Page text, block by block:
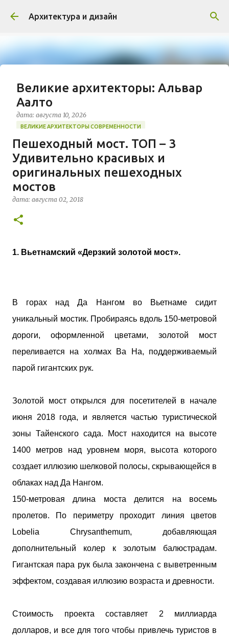
К основному контенту
Архитектура и дизайн
Великие архитекторы: Альвар
Аалто
дата: августа 10, 2026
ВЕЛИКИЕ АРХИТЕКТОРЫ СОВРЕМЕННОСТИ
https://www.archdaily.com/326424/happy-115th-
birthday-alvar-aalto Алвар Аалто (1898–1976) по
праву считается знаковой фигурой модернизма
XX столетия и самым влиятельным архитектором
Финляндии. Его творческий метод отличался
глубоким гуманизмом, что позволило ему
архитектурный стиль. Аалто стремился к
не только в проектировании зданий, но и в
начался в Ювяскюля, где он провел детство после
рождения в Алайярви. Получив диплом
Хельсинкского технического университета в 1923
году, Аалто открыл собственное бюро. Если в
ранних проектах прослеживались черты
нордического классицизма, то после свадебного
путешествия по Южной Европе вместе с супругой
европейского модернизма. К 1930-м годам в
работах Аа...
0
Пешеходный мост. ТОП – 3
Удивительно красивых и
оригинальных пешеходных
мостов
дата: августа 02, 2018
1. Вьетнамский «Дерзкий золотой мост».
В горах над Да Нангом во Вьетнаме сидит
уникальный мостик. Пробираясь вдоль 150-метровой
дороги, оформленной цветами, золотой мост
переливается на холмах Ва На, поддерживаемый
парой гигантских рук.
Золотой мост открылся для посетителей в начале
июня 2018 года, и является частью туристической
зоны Тайенского сада. Мост находится на высоте
1400 метров над уровнем моря, высота которого
создает иллюзию шелковой полосы, скрывающейся в
облаках над Да Нангом.
150-метровая длина моста делится на восемь
пролетов. По периметру проходит линия цветов
Lobelia Chrysanthemum, добавляющая
дополнительный колер к золотым балюстрадам.
Гигантская пара рук была закончена с выветренным
эффектом, создавая иллюзию возраста и древности.
Стоимость проекта составляет 2 миллиарда
долларов, и все для того чтобы привлечь туристов в